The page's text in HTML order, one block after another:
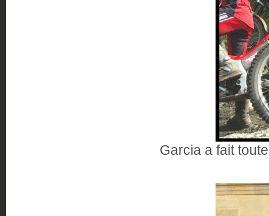
Garcia a fait